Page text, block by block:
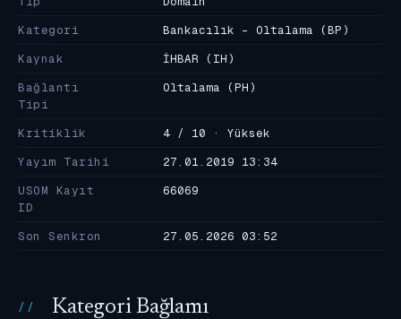
Kategori
Bankacılık - Oltalama (BP)
Kaynak
İHBAR (IH)
Bağlantı
Tipi
Oltalama (PH)
Kritiklik
4 / 10 · Yüksek
Yayım Tarihi
27.01.2019 13:34
USOM Kayıt
ID
66069
Son Senkron 27.05.2026 03:52
Kategori Bağlamı